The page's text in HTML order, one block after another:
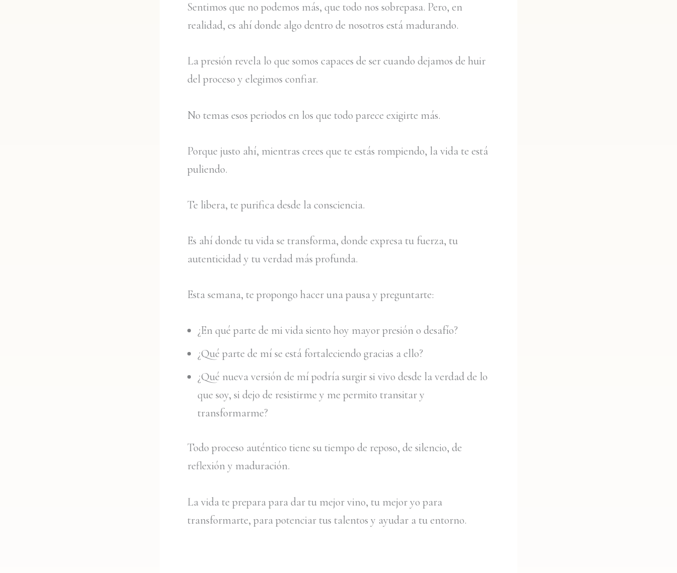
Sentimos que no podemos más, que todo nos sobrepasa. Pero, en
realidad, es ahí donde algo dentro de nosotros está madurando.
La presión revela lo que somos capaces de ser cuando dejamos de huir
del proceso y elegimos confiar.
No temas esos periodos en los que todo parece exigirte más.
Porque justo ahí, mientras crees que te estás rompiendo, la vida te está
puliendo.
Te libera, te purifica desde la consciencia.
Es ahí donde tu vida se transforma, donde expresa tu fuerza, tu
autenticidad y tu verdad más profunda.
Esta semana, te propongo hacer una pausa y preguntarte:
¿En qué parte de mi vida siento hoy mayor presión o desafío?
¿Qué parte de mí se está fortaleciendo gracias a ello?
¿Qué nueva versión de mí podría surgir si vivo desde la verdad de lo
que soy, si dejo de resistirme y me permito transitar y
transformarme?
Todo proceso auténtico tiene su tiempo de reposo, de silencio, de
reflexión y maduración.
La vida te prepara para dar tu mejor vino, tu mejor yo para
transformarte, para potenciar tus talentos y ayudar a tu entorno.